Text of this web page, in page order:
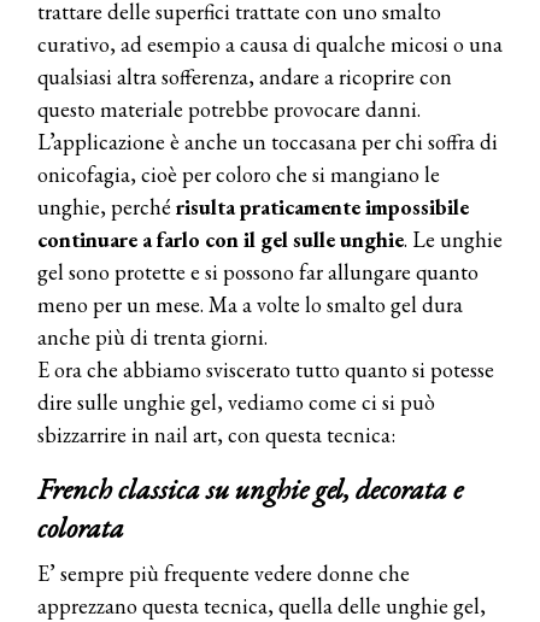
trattare delle superfici trattate con uno smalto
curativo, ad esempio a causa di qualche micosi o una
qualsiasi altra sofferenza, andare a ricoprire con
questo materiale potrebbe provocare danni.
L’applicazione è anche un toccasana per chi soffra di
onicofagia, cioè per coloro che si mangiano le
unghie, perché risulta praticamente impossibile
continuare a farlo con il gel sulle unghie. Le unghie
gel sono protette e si possono far allungare quanto
meno per un mese. Ma a volte lo smalto gel dura
anche più di trenta giorni.
E ora che abbiamo sviscerato tutto quanto si potesse
dire sulle unghie gel, vediamo come ci si può
sbizzarrire in nail art, con questa tecnica:
French classica su unghie gel, decorata e
colorata
E’ sempre più frequente vedere donne che
apprezzano questa tecnica, quella delle unghie gel,